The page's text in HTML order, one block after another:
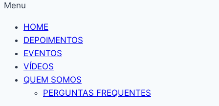
Menu
HOME
DEPOIMENTOS
EVENTOS
VÍDEOS
QUEM SOMOS
PERGUNTAS FREQUENTES